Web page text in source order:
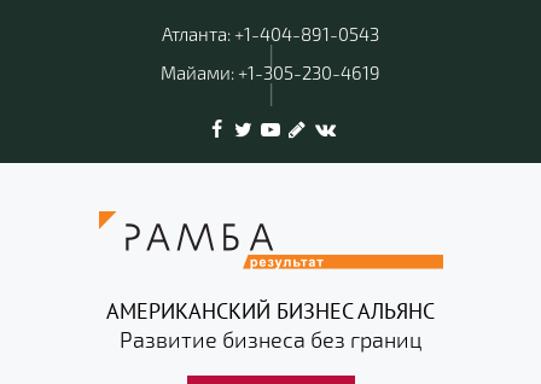
Атланта: +1-404-891-0543
|
Майами: +1-305-230-4619
|
АМЕРИКАНСКИЙ БИЗНЕС АЛЬЯНС
Развитие бизнеса без границ